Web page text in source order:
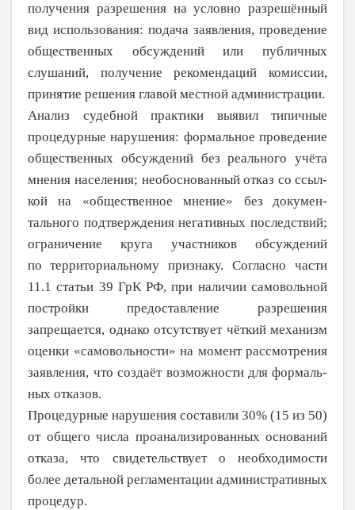
получения разрешения на условно разрешённый
вид использования: подача заявления, проведение
общественных обсуждений или публичных
слушаний, получение рекомендаций комиссии,
принятие решения главой местной администрации.
Анализ судебной практики выявил типичные
процедурные нарушения: формальное проведение
общественных обсуждений без реального учёта
мнения населения; необоснованный отказ со ссыл­
кой на «общественное мнение» без
докумен­
тального подтверждения негативных последствий;
ограничение круга участников обсуждений
по территориальному признаку. Согласно части
11.1 статьи 39 ГрК РФ, при наличии самовольной
постройки предостав­ление разрешения
запрещается, однако отсутствует чёткий механизм
оценки «само­вольности» на момент рассмотрения
заявле­ния, что создаёт возможности для формаль­
ных отказов.
Процедурные нарушения составили 30% (15 из 50)
от общего числа проанализированных оснований
отказа, что свидетельствует о необходимости
более де­тальной регламентации административных
процедур.